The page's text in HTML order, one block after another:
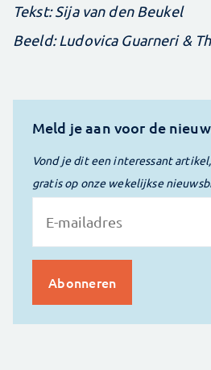
Tekst: Sija van den Beukel
Beeld: Ludovica Guarneri &
Meld je aan voor de
Vond je dit een interessant
gratis op onze wekelijkse